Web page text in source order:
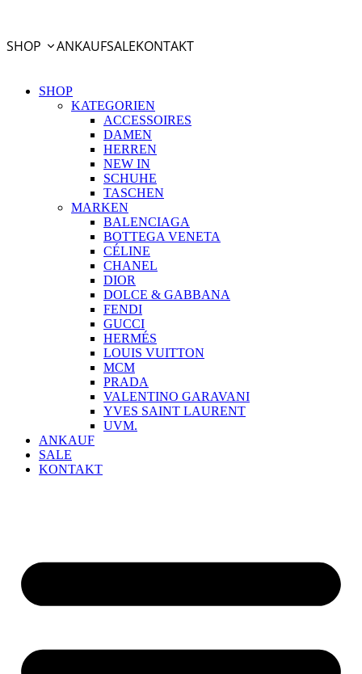
SHOP ANKAUFSALEKONTAKT
SHOP
KATEGORIEN
ACCESSOIRES
DAMEN
HERREN
NEW IN
SCHUHE
TASCHEN
MARKEN
BALENCIAGA
BOTTEGA VENETA
CÉLINE
CHANEL
DIOR
DOLCE & GABBANA
FENDI
GUCCI
HERMÉS
LOUIS VUITTON
MCM
PRADA
VALENTINO GARAVANI
YVES SAINT LAURENT
UVM.
ANKAUF
SALE
KONTAKT